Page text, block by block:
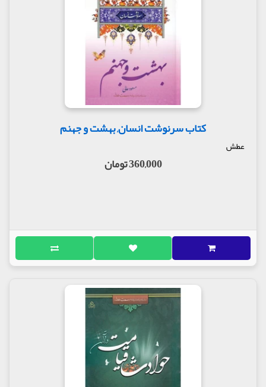
کتاب سرنوشت انسان, بهشت و جهنم
عطش
360,000 تومان